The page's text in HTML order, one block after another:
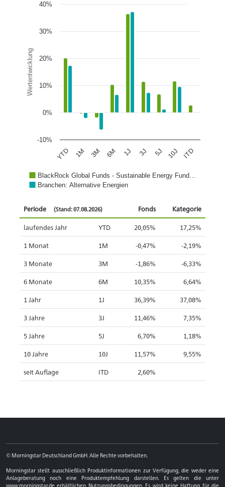
Wertentwicklung
BlackRock Global Funds - Sustainable Energy Fund…
Branchen: Alternative Energien
YTD 1M 3M 6M 1J 3J 5J 10J ITD
-10%
0%
10%
20%
30%
40%
Periode (Stand: 07.08.2026) Fonds Kategorie
laufendes Jahr YTD 20,05% 17,25%
1 Monat 1M -0,47% -2,19%
3 Monate 3M -1,86% -6,33%
6 Monate 6M 10,35% 6,64%
1 Jahr 1J 36,39% 37,08%
3 Jahre 3J 11,46% 7,35%
5 Jahre 5J 6,70% 1,18%
10 Jahre 10J 11,57% 9,55%
seit Auflage ITD 2,60%
© Morningstar Deutschland GmbH. Alle Rechte vorbehalten.
Morningstar stellt ausschließlich Produktinformationen zur Verfügung, die weder eine
Anlageberatung noch eine Produktempfehlung darstellen. Es gelten die unter
www.morningstar.de erhältlichen Nutzungsbedingungen. Es wird keine Haftung für die